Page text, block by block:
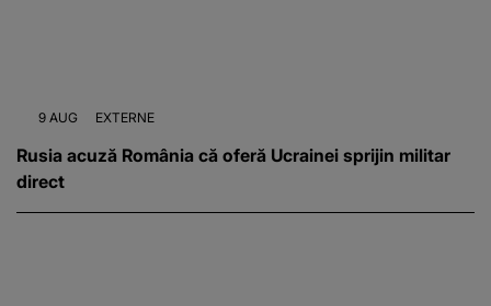
9 AUG EXTERNE
Rusia acuză România că oferă Ucrainei sprijin militar
direct